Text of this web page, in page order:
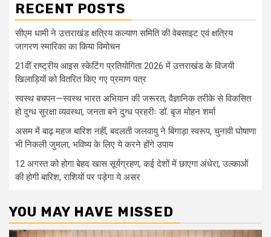
RECENT POSTS
सीएम धामी ने उत्तराखंड क्षत्रिय कल्याण समिति की वेबसाइट एवं क्षत्रिय
जागरण स्मारिका का किया विमोचन
21वीं राष्ट्रीय आइस स्केटिंग प्रतियोगिता 2026 में उत्तराखंड के विजयी
खिलाड़ियों को वितरित किए गए प्रमाण पत्र
स्वस्थ बचपन—स्वस्थ भारत अभियान की जरूरत, वैज्ञानिक तरीके से विकसित
हो दुग्ध सुरक्षा व्यवस्था, जनता बने दुग्ध प्रहरीः डॉ. बृज मोहन शर्मा
असम में बाढ़ महज बारिश नहीं, बदलती जलवायु ने बिगाड़ा स्वरूप, चुनावी घोषाणा
भी निकली जुमला, भविष्य के लिए ये करने होंगे उपाय
12 अगस्त को होगा बेहद खास सूर्यग्रहण, कई देशों में छाएगा अंधेरा, उल्काओं
की होगी बारिश, राशियों पर पड़ेगा ये असर
YOU MAY HAVE MISSED